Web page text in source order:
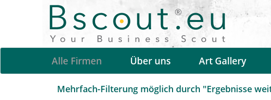
Alle Firmen Über uns Art Gallery
Mehrfach-Filterung möglich durch "Ergebnisse